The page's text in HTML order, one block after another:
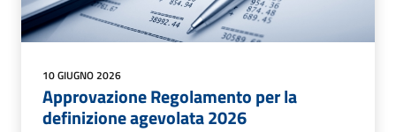
10 GIUGNO 2026
Approvazione Regolamento per la
definizione agevolata 2026